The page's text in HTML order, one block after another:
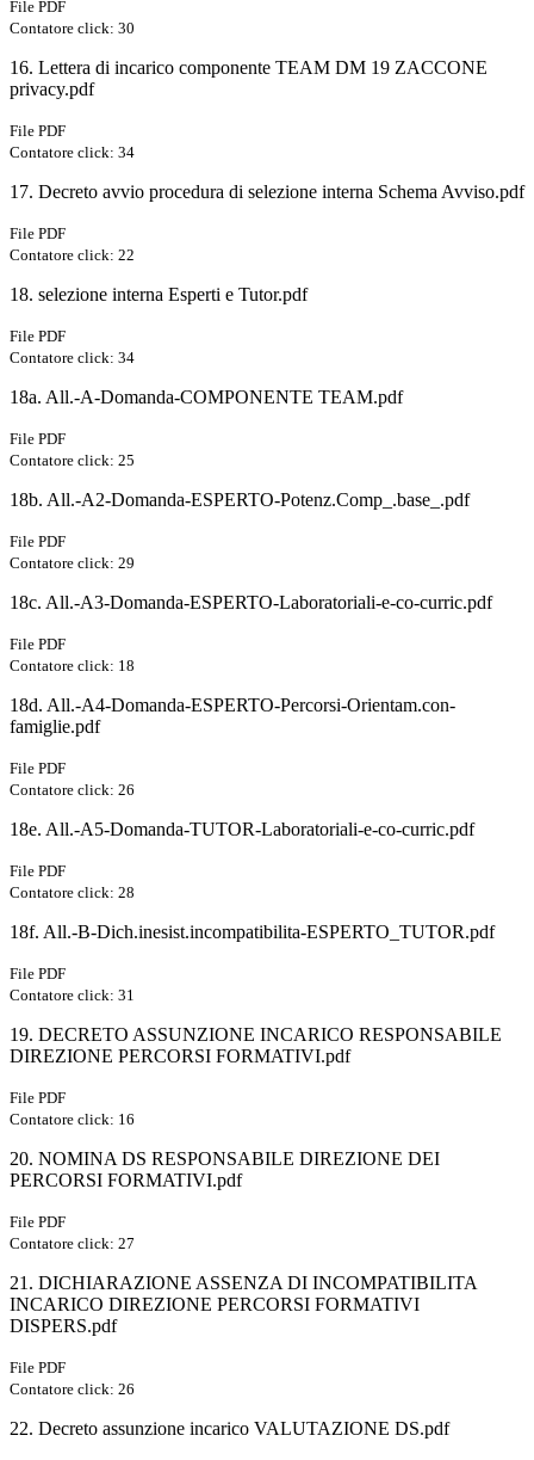
File PDF
Contatore click: 30
16. Lettera di incarico componente TEAM DM 19 ZACCONE
privacy.pdf
File PDF
Contatore click: 34
17. Decreto avvio procedura di selezione interna Schema Avviso.pdf
File PDF
Contatore click: 22
18. selezione interna Esperti e Tutor.pdf
File PDF
Contatore click: 34
18a. All.-A-Domanda-COMPONENTE TEAM.pdf
File PDF
Contatore click: 25
18b. All.-A2-Domanda-ESPERTO-Potenz.Comp_.base_.pdf
File PDF
Contatore click: 29
18c. All.-A3-Domanda-ESPERTO-Laboratoriali-e-co-curric.pdf
File PDF
Contatore click: 18
18d. All.-A4-Domanda-ESPERTO-Percorsi-Orientam.con-
famiglie.pdf
File PDF
Contatore click: 26
18e. All.-A5-Domanda-TUTOR-Laboratoriali-e-co-curric.pdf
File PDF
Contatore click: 28
18f. All.-B-Dich.inesist.incompatibilita-ESPERTO_TUTOR.pdf
File PDF
Contatore click: 31
19. DECRETO ASSUNZIONE INCARICO RESPONSABILE
DIREZIONE PERCORSI FORMATIVI.pdf
File PDF
Contatore click: 16
20. NOMINA DS RESPONSABILE DIREZIONE DEI
PERCORSI FORMATIVI.pdf
File PDF
Contatore click: 27
21. DICHIARAZIONE ASSENZA DI INCOMPATIBILITA
INCARICO DIREZIONE PERCORSI FORMATIVI
DISPERS.pdf
File PDF
Contatore click: 26
22. Decreto assunzione incarico VALUTAZIONE DS.pdf